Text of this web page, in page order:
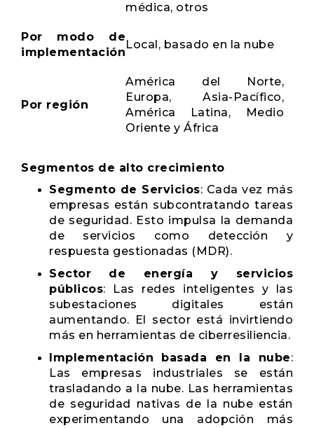
médica, otros
Por modo de
implementación
Local, basado en la nube
Por región
América del Norte,
Europa, Asia-Pacífico,
América Latina, Medio
Oriente y África
Segmentos de alto crecimiento
Segmento de Servicios: Cada vez más
empresas están subcontratando tareas
de seguridad. Esto impulsa la demanda
de servicios como detección y
respuesta gestionadas (MDR).
Sector de energía y servicios
públicos: Las redes inteligentes y las
subestaciones digitales están
aumentando. El sector está invirtiendo
más en herramientas de ciberresiliencia.
Implementación basada en la nube:
Las empresas industriales se están
trasladando a la nube. Las herramientas
de seguridad nativas de la nube están
experimentando una adopción más